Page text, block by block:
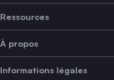
Smart Exchange
Crypto Bundles
Gagner des revenus
Ressources
Aide et support
Brand kit
À propos
À propos de SwissBorg
Informations légales